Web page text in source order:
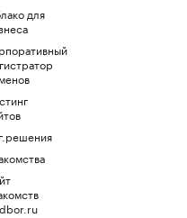
для